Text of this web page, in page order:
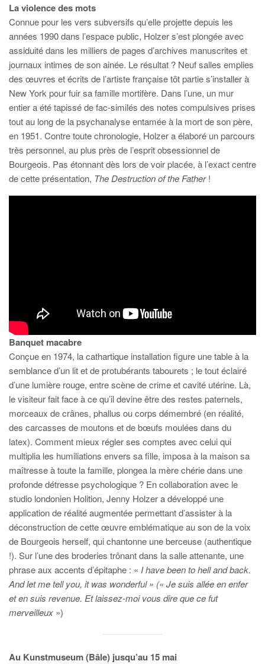
La violence des mots
Connue pour les vers subversifs qu’elle projette depuis les
années 1990 dans l’espace public, Holzer s’est plongée avec
assiduité dans les milliers de pages d’archives manuscrites et
journaux intimes de son ainée. Le résultat ? Neuf salles emplies
des œuvres et écrits de l’artiste française tôt partie s’installer à
New York pour fuir sa famille mortifère. Dans l’une, un mur
entier a été tapissé de fac-similés des notes compulsives prises
tout au long de la psychanalyse entamée à la mort de son père,
en 1951. Contre toute chronologie, Holzer a élaboré un parcours
très personnel, au plus près de l’esprit obsessionnel de
Bourgeois. Pas étonnant dès lors de voir placée, à l’exact centre
de cette présentation, The Destruction of the Father!
Banquet macabre
Conçue en 1974, la cathartique installation figure une table à la
semblance d’un lit et de protubérants tabourets ; le tout éclairé
d’une lumière rouge, entre scène de crime et cavité utérine. Là,
le visiteur fait face à ce qu’il devine être des restes paternels,
morceaux de crânes, phallus ou corps démembré (en réalité,
des carcasses de moutons et de bœufs moulées dans du
latex). Comment mieux régler ses comptes avec celui qui
multiplia les humiliations envers sa fille, imposa à la maison sa
maîtresse à toute la famille, plongea la mère chérie dans une
profonde détresse psychologique ? En collaboration avec le
studio londonien Holition, Jenny Holzer a développé une
application de réalité augmentée permettant d’assister à la
déconstruction de cette œuvre emblématique au son de la voix
de Bourgeois herself, qui chantonne une berceuse (authentique
!). Sur l’une des broderies trônant dans la salle attenante, une
phrase aux accents d’épitaphe : « I have been to hell and back.
And let me tell you, it was wonderful » (« Je suis allée en enfer
et en suis revenue. Et laissez-moi vous dire que ce fut
merveilleux »)
Au Kunstmuseum (Bâle) jusqu’au 15 mai